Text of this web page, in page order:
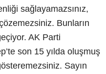
sağlayamazsınız,
Bunların
AK Parti
son 15 yılda oluşmuş
Sayın